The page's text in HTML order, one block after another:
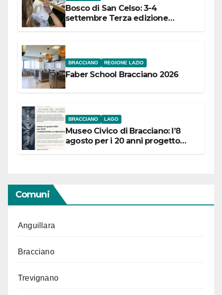
Bosco di San Celso: 3-4
settembre Terza edizione
BRACCIANO REGIONE LAZIO
Faber School Bracciano 2026
BRACCIANO LAGO
Museo Civico di Bracciano: l’8
agosto per i 20 anni progetto
Comuni
Anguillara
Bracciano
Trevignano